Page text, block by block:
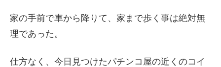
家の手前で車から降りて、家まで歩く事は絶対無
理であった。
仕方なく、今日見つけたパチンコ屋の近くのコイ